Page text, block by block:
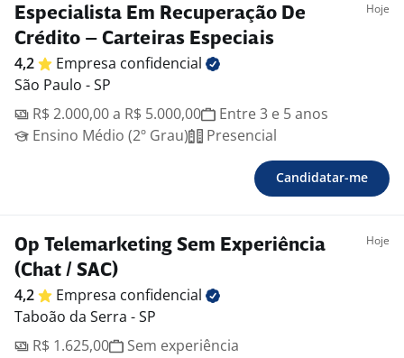
Especialista Em Recuperação De
Crédito – Carteiras Especiais
Hoje
4,2 Empresa confidencial
São Paulo - SP
R$ 2.000,00 a R$ 5.000,00
Entre 3 e 5 anos
Ensino Médio (2º Grau)
Presencial
Candidatar-me
Op Telemarketing Sem Experiência
(Chat / SAC)
Hoje
4,2 Empresa confidencial
Taboão da Serra - SP
R$ 1.625,00
Sem experiência